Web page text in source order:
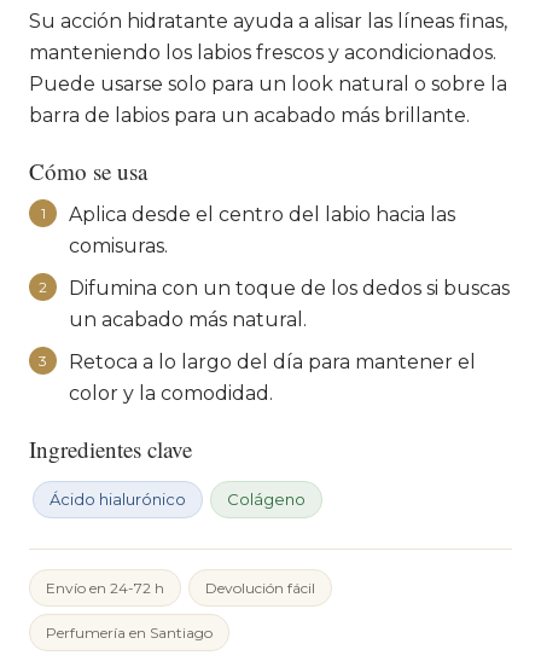
Su acción hidratante ayuda a alisar las líneas finas,
manteniendo los labios frescos y acondicionados.
Puede usarse solo para un look natural o sobre la
barra de labios para un acabado más brillante.
Cómo se usa
1
Aplica desde el centro del labio hacia las
comisuras.
2
Difumina con un toque de los dedos si buscas
un acabado más natural.
3
Retoca a lo largo del día para mantener el
color y la comodidad.
Ingredientes clave
Ácido hialurónico Colágeno
Envío en 24-72 h Devolución fácil
Perfumería en Santiago